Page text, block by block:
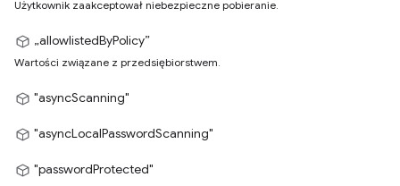
Użytkownik zaakceptował niebezpieczne pobieranie.
„allowlistedByPolicy”
Wartości związane z przedsiębiorstwem.
"asyncScanning"
"asyncLocalPasswordScanning"
"passwordProtected"